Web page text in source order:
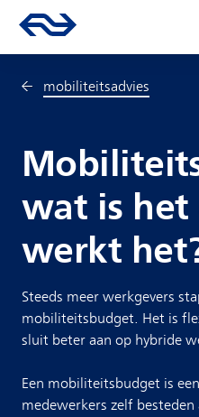
Direct naar hoofdinhoud
Hoofdnavigatie
Ga naar de homepage van
mobiliteitsadvies
wat is het
werkt
Steeds meer werkgevers
mobiliteitsbudget. Het is
sluit beter aan op hybride
Een mobiliteitsbudget is
medewerkers zelf